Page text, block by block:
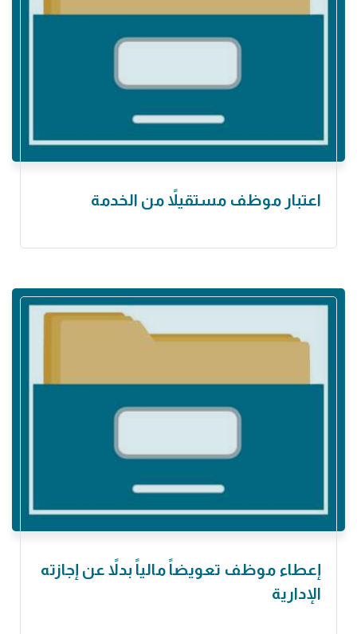
اعتبار موظف مستقيلاً من الخدمة
إعطاء موظف تعويضاً مالياً بدلاً عن إجازته
الإدارية